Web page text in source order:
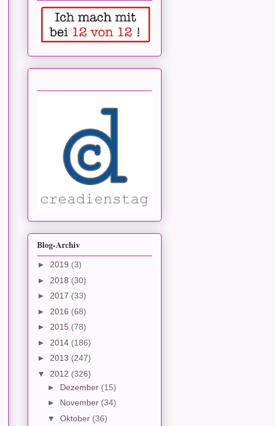
Blog-Archiv
► 2019 (3)
► 2018 (30)
► 2017 (33)
► 2016 (68)
► 2015 (78)
► 2014 (186)
► 2013 (247)
▼ 2012 (326)
► Dezember (15)
► November (34)
▼ Oktober (36)